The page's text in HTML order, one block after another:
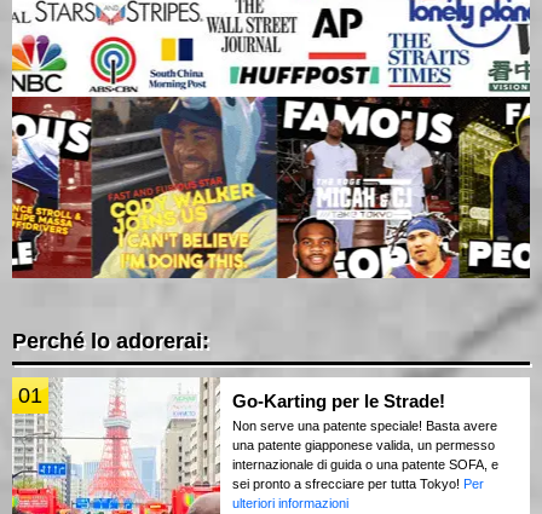
Perché lo adorerai:
01 Go-Karting per le Strade!
Non serve una patente speciale! Basta avere
una patente giapponese valida, un permesso
internazionale di guida o una patente SOFA, e
sei pronto a sfrecciare per tutta Tokyo! Per
ulteriori informazioni